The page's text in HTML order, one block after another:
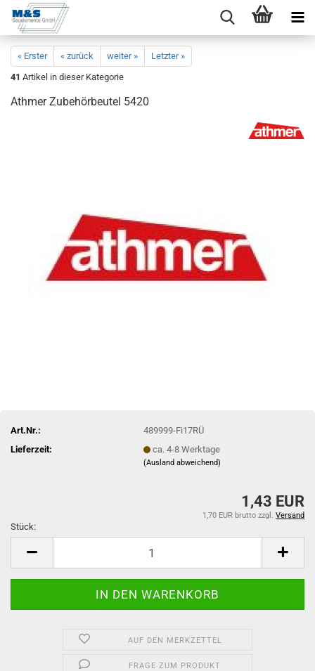
« Erster « zurück weiter »
Letzter »
41 Artikel in dieser Kategorie
Ath­mer Zu­be­hör­beu­tel 5420
Art.Nr.:
489999-Fi17RÜ
Lieferzeit:
ca. 4-8 Werktage
(Ausland abweichend)
1,43 EUR
1,70 EUR brutto zzgl. Versand
Stück:
AUF DEN MERKZETTEL
FRAGE ZUM PRODUKT